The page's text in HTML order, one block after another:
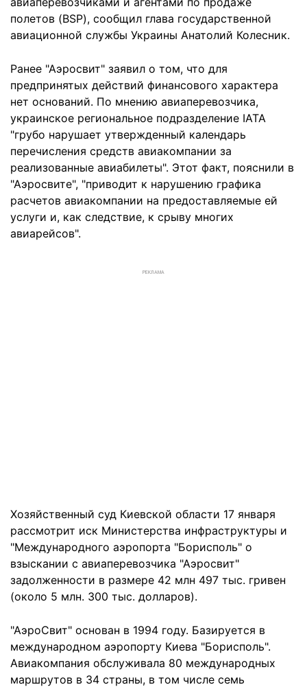
полетов (BSP), сообщил глава государственной
авиационной службы Украины Анатолий Колесник.
Ранее "Аэросвит" заявил о том, что для
предпринятых действий финансового характера
нет оснований. По мнению авиаперевозчика,
украинское региональное подразделение IATA
"грубо нарушает утвержденный календарь
перечисления средств авиакомпании за
реализованные авиабилеты". Этот факт, пояснили в
"Аэросвите", "приводит к нарушению графика
расчетов авиакомпании на предоставляемые ей
услуги и, как следствие, к срыву многих
авиарейсов".
РЕКЛАМА
Хозяйственный суд Киевской области 17 января
рассмотрит иск Министерства инфраструктуры и
"Международного аэропорта "Борисполь" о
взыскании с авиаперевозчика "Аэросвит"
задолженности в размере 42 млн 497 тыс. гривен
(около 5 млн. 300 тыс. долларов).
"АэроСвит" основан в 1994 году. Базируется в
международном аэропорту Киева "Борисполь".
Авиакомпания обслуживала 80 международных
маршрутов в 34 страны, в том числе семь